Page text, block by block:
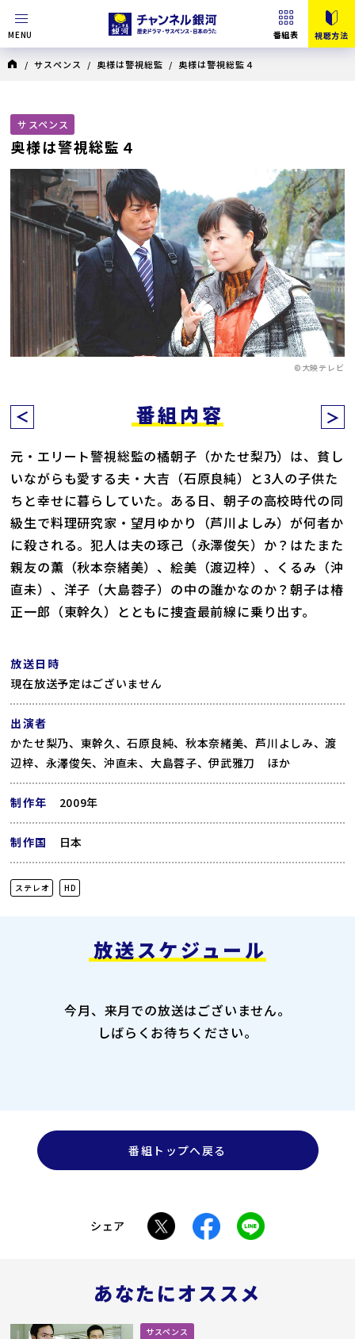
MENU 番組表 視聴方法
/ サスペンス / 奥様は警視総監 / 奥様は警視総監４
サスペンス
奥様は警視総監４
©大映テレビ
放送日時
現在放送予定はございません
出演者
かたせ梨乃、東幹久、石原良純、秋本奈緒美、芦川よしみ、渡
辺梓、永澤俊矢、沖直未、大島蓉子、伊武雅刀 ほか
制作年 2009年
制作国 日本
ステレオ HD
番組内容
元・エリート警視総監の橘朝子（かたせ梨乃）は、貧し
いながらも愛する夫・大吉（石原良純）と3人の子供た
ちと幸せに暮らしていた。ある日、朝子の高校時代の同
級生で料理研究家・望月ゆかり（芦川よしみ）が何者か
に殺される。犯人は夫の琢己（永澤俊矢）か？はたまた
親友の薫（秋本奈緒美）、絵美（渡辺梓）、くるみ（沖
直未）、洋子（大島蓉子）の中の誰かなのか？朝子は椿
正一郎（東幹久）とともに捜査最前線に乗り出す。
放送スケジュール
今月、来月での放送はございません。
しばらくお待ちください。
番組トップへ戻る
シェア
あなたにオススメ
サスペンス